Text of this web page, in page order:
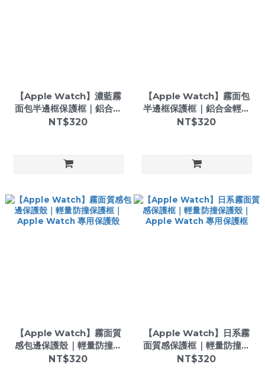
【Apple Watch】濃藍霧
面包半邊框保護框｜鋁合金
輕量防撞框｜Apple
NT$320
【Apple Watch】霧面包
半邊框保護框｜鋁合金輕量
防撞框｜Apple Watch 專
NT$320
【Apple Watch】霧面質
感包邊保護殼｜輕量防撞保
護框｜Apple Watch 專用
NT$320
【Apple Watch】日系霧
面質感保護框｜輕量防撞保
護殼｜Apple Watch 專用
NT$320